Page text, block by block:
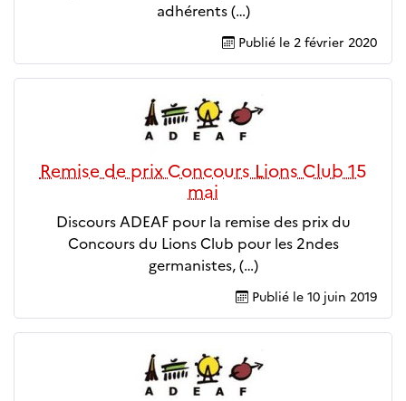
adhérents (…)
Publié le 2 février 2020
Remise de prix Concours Lions Club 15
mai
Discours ADEAF pour la remise des prix du
Concours du Lions Club pour les 2ndes
germanistes, (…)
Publié le 10 juin 2019